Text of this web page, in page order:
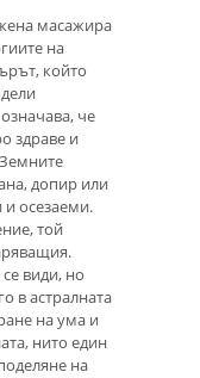
масажира
на
който
че
здраве и
допир или
и осезаеми.
той
види, но
в астралната
на ума и
нито един
на